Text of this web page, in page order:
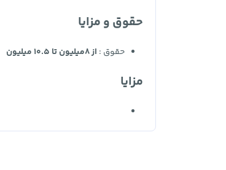
حقوق و مزایا
حقوق : از 8میلیون تا 10.5 میلیون
مزایا